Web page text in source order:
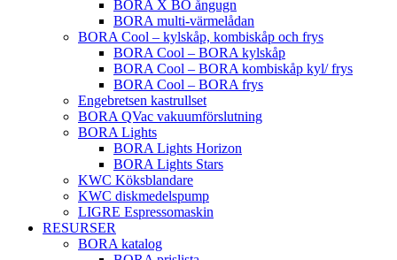
BORA X BO ångugn
BORA multi-värmelådan
BORA Cool – kylskåp, kombiskåp och frys
BORA Cool – BORA kylskåp
BORA Cool – BORA kombiskåp kyl/ frys
BORA Cool – BORA frys
Engebretsen kastrullset
BORA QVac vakuumförslutning
BORA Lights
BORA Lights Horizon
BORA Lights Stars
KWC Köksblandare
KWC diskmedelspump
LIGRE Espressomaskin
RESURSER
BORA katalog